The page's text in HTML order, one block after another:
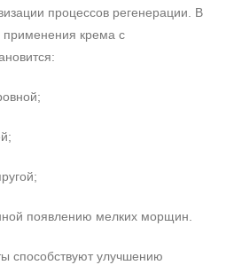
процессов регенерации. В
применения крема с
появлению мелких морщин.
способствуют улучшению
640-58-89